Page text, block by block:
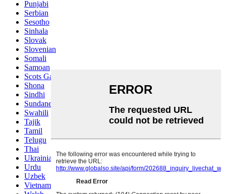
Punjabi
Serbian
Sesotho
Sinhala
Slovak
Slovenian
Somali
Samoan
Scots Gaelic
Shona
Sindhi
Sundanese
Swahili
Tajik
Tamil
Telugu
Thai
Ukrainian
Urdu
Uzbek
Vietnamese